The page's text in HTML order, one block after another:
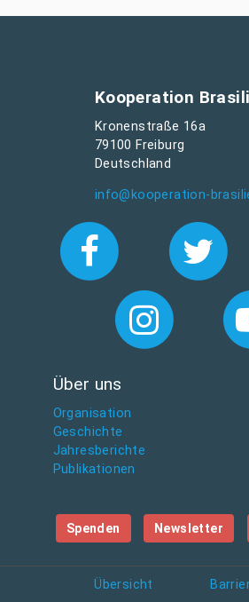
Kooperation
Kronenstraße 16a
79100 Freiburg
Deutschland
info@kooperation-
Über uns
Organisation
Geschichte
Jahresberichte
Publikationen
Spenden Newsletter
Übersicht